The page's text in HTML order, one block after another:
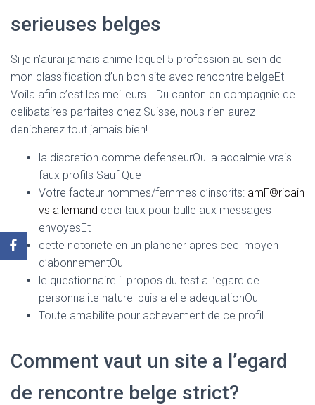
serieuses belges
Si je n’aurai jamais anime lequel 5 profession au sein de
mon classification d’un bon site avec rencontre belgeEt
Voila afin c’est les meilleurs… Du canton en compagnie de
celibataires parfaites chez Suisse, nous rien aurez
denicherez tout jamais bien!
la discretion comme defenseurOu la accalmie vrais
faux profils Sauf Que
Votre facteur hommes/femmes d’inscrits: amГ©ricain
vs allemand ceci taux pour bulle aux messages
envoyesEt
cette notoriete en un plancher apres ceci moyen
d’abonnementOu
le questionnaire i propos du test a l’egard de
personnalite naturel puis a elle adequationOu
Toute amabilite pour achevement de ce profil…
Comment vaut un site a l’egard
de rencontre belge strict?